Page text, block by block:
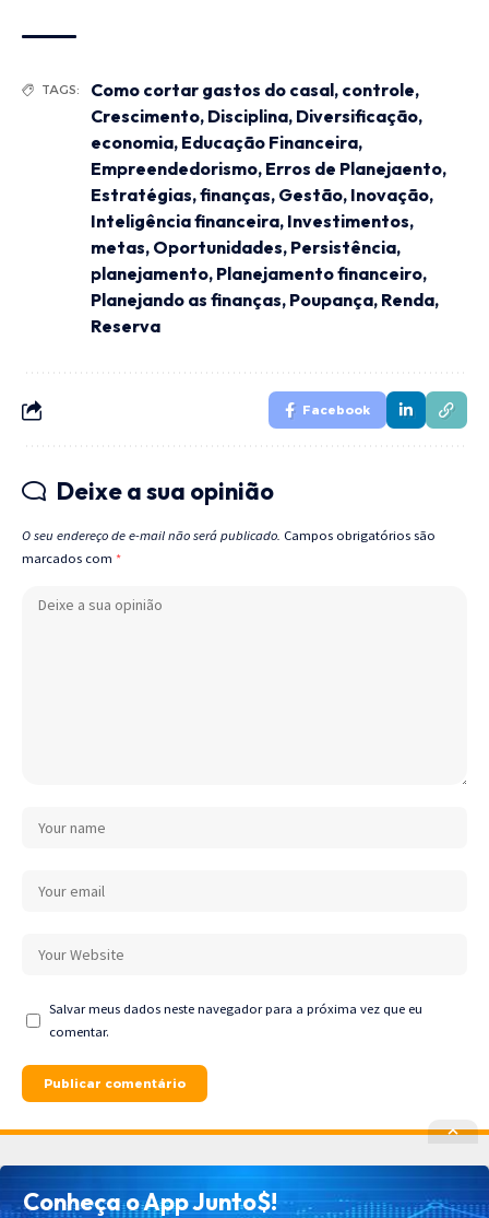
TAGS: Como cortar gastos do casal, controle,
Crescimento, Disciplina, Diversificação,
economia, Educação Financeira,
Empreendedorismo, Erros de Planejaento,
Estratégias,finanças, Gestão, Inovação,
Inteligência financeira, Investimentos,
metas, Oportunidades, Persistência,
planejamento, Planejamento financeiro,
Planejando as finanças, Poupança, Renda,
Reserva
Facebook
Deixe a sua opinião
O seu endereço de e-mail não será publicado. Campos obrigatórios são
marcados com *
Salvar meus dados neste navegador para a próxima vez que eu
comentar.
Termos de Uso Contato Cadastrar Quem Somos
Conheça o App Junto$!